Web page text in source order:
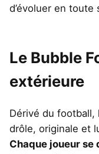
d’évoluer en toute
Le Bubble
extérieure
Dérivé du
drôle, originale et
Chaque joueur se